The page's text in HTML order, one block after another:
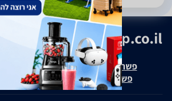
פשרה בת"צ אבנצ'יק נ' זאפ גרופ (ת"צ 23008-08-20)
פשרה בת"צ כהנים נ' זאפ גרופ (ת"צ 60371-12-19)